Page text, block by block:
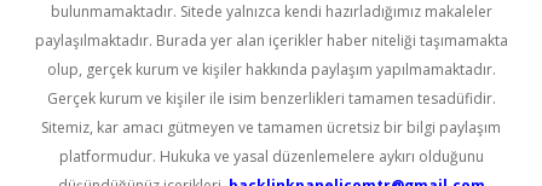
bulunmamaktadır. Sitede yalnızca kendi hazırladığımız makaleler
paylaşılmaktadır. Burada yer alan içerikler haber niteliği taşımamakta
olup, gerçek kurum ve kişiler hakkında paylaşım yapılmamaktadır.
Gerçek kurum ve kişiler ile isim benzerlikleri tamamen tesadüfidir.
Sitemiz, kar amacı gütmeyen ve tamamen ücretsiz bir bilgi paylaşım
platformudur. Hukuka ve yasal düzenlemelere aykırı olduğunu